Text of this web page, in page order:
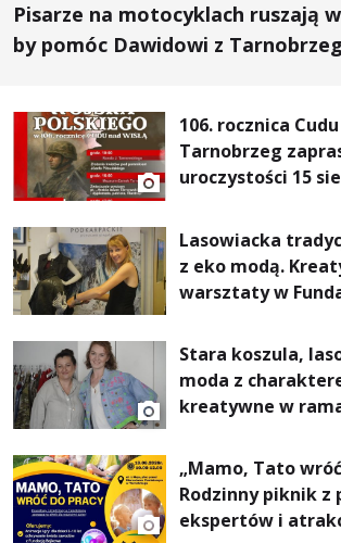
Pisarze na motocyklach ruszają
by pomóc Dawidowi z
106. rocznica
Tarnobrzeg
uroczystości 15
Lasowiacka
z eko modą.
warsztaty w
Stara koszula,
moda z
kreatywne w
„Mamo, Tato
Rodzinny piknik z
ekspertów i